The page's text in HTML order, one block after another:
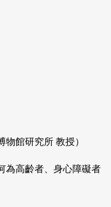
館研究所 教授）
為高齡者、身心障礙者